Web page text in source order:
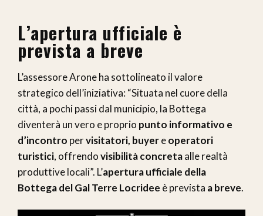
L’apertura ufficiale è
prevista a breve
L’assessore Arone ha sottolineato il valore
strategico dell’iniziativa: “Situata nel cuore della
città, a pochi passi dal municipio, la Bottega
diventerà un vero e proprio punto informativo e
d’incontro pervisitatori, buyereoperatori
turistici, offrendovisibilità concretaalle realtà
produttive locali”. L’apertura ufficiale della
Bottega del Gal Terre Locridee è prevista a breve.